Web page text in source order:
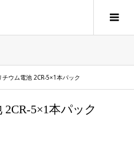
チウム電池 2CR-5×1本パック
5×1本パック